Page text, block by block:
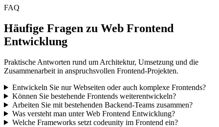
FAQ
Häufige Fragen zu Web Frontend
Entwicklung
Praktische Antworten rund um Architektur, Umsetzung und die
Zusammenarbeit in anspruchsvollen Frontend-Projekten.
Entwickeln Sie nur Webseiten oder auch komplexe Frontends?
Können Sie bestehende Frontends weiterentwickeln?
Arbeiten Sie mit bestehenden Backend-Teams zusammen?
Was versteht man unter Web Frontend Entwicklung?
Welche Frameworks setzt codeunity im Frontend ein?